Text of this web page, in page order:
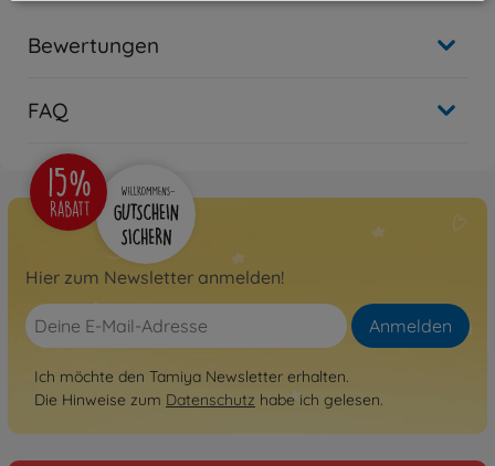
Bewertungen
FAQ
Hier zum Newsletter anmelden!
Anmelden
Ich möchte den Tamiya Newsletter erhalten.
Die Hinweise zum Datenschutz habe ich gelesen.